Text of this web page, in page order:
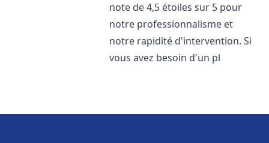
note de 4,5 étoiles sur 5 pour
notre professionnalisme et
notre rapidité d'intervention. Si
vous avez besoin d'un pl